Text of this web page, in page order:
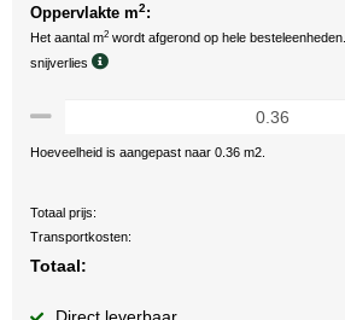
Oppervlakte m2:
Het aantal m2 wordt afgerond op hele
snijverlies
Hoeveelheid is aangepast naar 0.36 m2.
Totaal prijs:
Transportkosten:
Totaal: